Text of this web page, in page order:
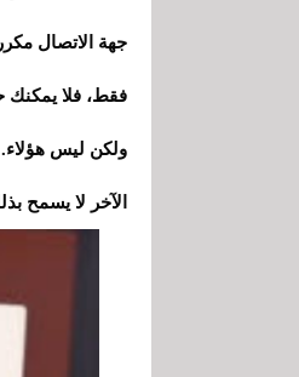
فقط، فلا يمكنك
ولكن ليس
الآخر لا يسمح